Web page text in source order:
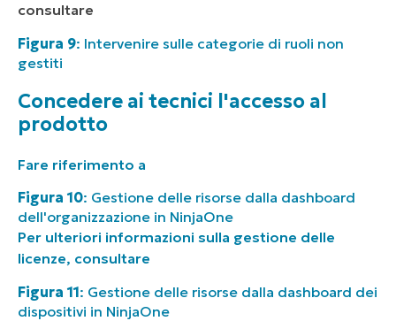
consultare
Figura 9: Intervenire sulle categorie di ruoli non
gestiti
Concedere ai tecnici l'accesso al
prodotto
Fare riferimento a
Figura 10: Gestione delle risorse dalla dashboard
dell'organizzazione in NinjaOne
Per ulteriori informazioni sulla gestione delle
licenze, consultare
Figura 11: Gestione delle risorse dalla dashboard dei
dispositivi in NinjaOne